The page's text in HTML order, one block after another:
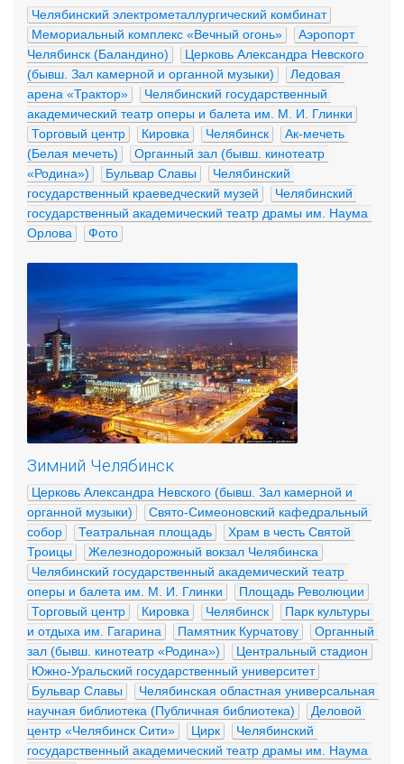
Челябинский электрометаллургический комбинат
Мемориальный комплекс «Вечный огонь»
Аэропорт
Челябинск (Баландино)
Церковь Александра Невского
(бывш. Зал камерной и органной музыки)
Ледовая
арена «Трактор»
Челябинский государственный
академический театр оперы и балета им. М. И. Глинки
Торговый центр
Кировка Челябинск
Ак-мечеть
(Белая мечеть)
Органный зал (бывш. кинотеатр
«Родина»)
Бульвар Славы
Челябинский
государственный краеведческий музей
Челябинский
государственный академический театр драмы им. Наума
Орлова
Фото
Зимний Челябинск
Церковь Александра Невского (бывш. Зал камерной и
органной музыки)
Свято-Симеоновский кафедральный
собор
Театральная площадь
Храм в честь Святой
Троицы
Железнодорожный вокзал Челябинска
Челябинский государственный академический театр
оперы и балета им. М. И. Глинки
Площадь Революции
Торговый центр
Кировка Челябинск
Парк культуры
и отдыха им. Гагарина
Памятник Курчатову
Органный
зал (бывш. кинотеатр «Родина»)
Центральный стадион
Южно-Уральский государственный университет
Бульвар Славы
Челябинская областная универсальная
научная библиотека (Публичная библиотека)
Деловой
центр «Челябинск Сити»
Цирк
Челябинский
государственный академический театр драмы им. Наума